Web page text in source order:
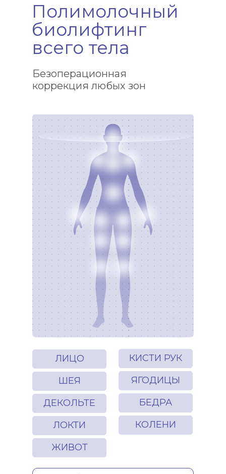
Безоперационная
коррекция любых зон
Полимолочный
биолифтинг
всего тела
ЛИЦО
ШЕЯ
ДЕКОЛЬТЕ
ЛОКТИ
ЖИВОТ
КИСТИ РУК
ЯГОДИЦЫ
БЕДРА
КОЛЕНИ